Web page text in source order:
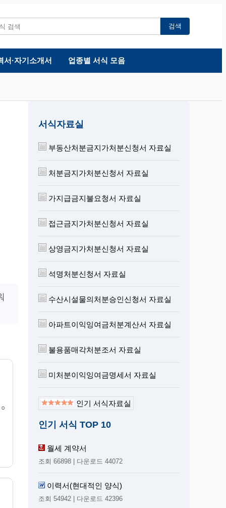
검색
서·자기소개서 업종별 서식 모음
서식자료실
부동산처분금지가처분신청서 자료실
처분금지가처분신청서 자료실
가지급금지불요청서 자료실
접근금지가처분신청서 자료실
상영금지가처분신청서 자료실
석명처분신청서 자료실
수산시설물의처분승인신청서 자료실
아파트이익잉여금처분계산서 자료실
불용품매각처분조서 자료실
미처분이익잉여금명세서 자료실
인기 서식자료실
인기 서식 TOP 10
월세 계약서
조회 66898 | 다운로드 44072
이력서(현대적인 양식)
조회 54942 | 다운로드 42396